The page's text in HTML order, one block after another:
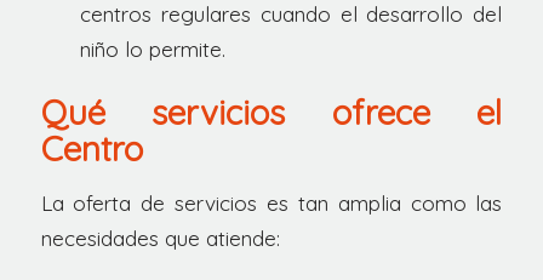
centros regulares cuando el desarrollo del
niño lo permite.
Qué servicios ofrece el
Centro
La oferta de servicios es tan amplia como las
necesidades que atiende: